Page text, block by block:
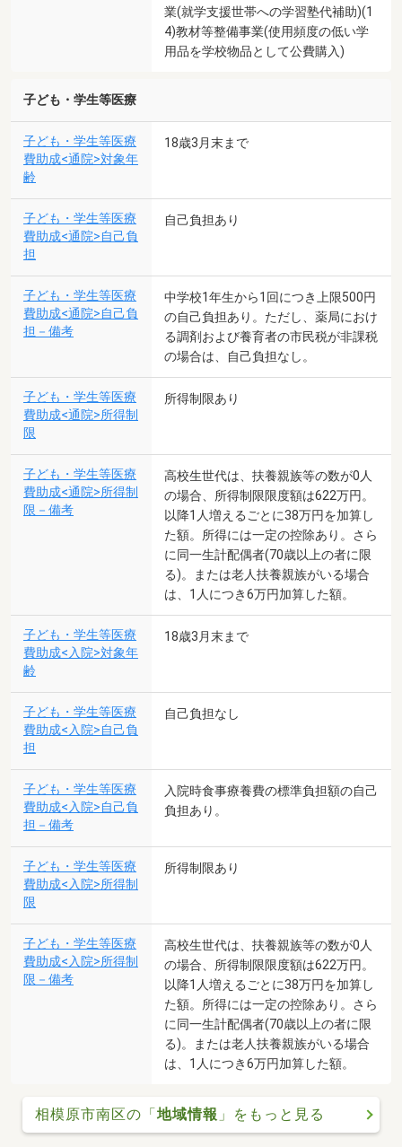
業(就学支援世帯への学習塾代補助)(1
4)教材等整備事業(使用頻度の低い学
用品を学校物品として公費購入)
子ども・学生等医療
子ども・学生等医療
費助成<通院>対象年
齢
18歳3月末まで
子ども・学生等医療
費助成<通院>自己負
担
自己負担あり
子ども・学生等医療
費助成<通院>自己負
担－備考
中学校1年生から1回につき上限500円
の自己負担あり。ただし、薬局におけ
る調剤および養育者の市民税が非課税
の場合は、自己負担なし。
子ども・学生等医療
費助成<通院>所得制
限
所得制限あり
子ども・学生等医療
費助成<通院>所得制
限－備考
高校生世代は、扶養親族等の数が0人
の場合、所得制限限度額は622万円。
以降1人増えるごとに38万円を加算し
た額。所得には一定の控除あり。さら
に同一生計配偶者(70歳以上の者に限
る)。または老人扶養親族がいる場合
は、1人につき6万円加算した額。
子ども・学生等医療
費助成<入院>対象年
齢
18歳3月末まで
子ども・学生等医療
費助成<入院>自己負
担
自己負担なし
子ども・学生等医療
費助成<入院>自己負
担－備考
入院時食事療養費の標準負担額の自己
負担あり。
子ども・学生等医療
費助成<入院>所得制
限
所得制限あり
子ども・学生等医療
費助成<入院>所得制
限－備考
高校生世代は、扶養親族等の数が0人
の場合、所得制限限度額は622万円。
以降1人増えるごとに38万円を加算し
た額。所得には一定の控除あり。さら
に同一生計配偶者(70歳以上の者に限
る)。または老人扶養親族がいる場合
は、1人につき6万円加算した額。
相模原市南区の「地域情報 」をもっと見る